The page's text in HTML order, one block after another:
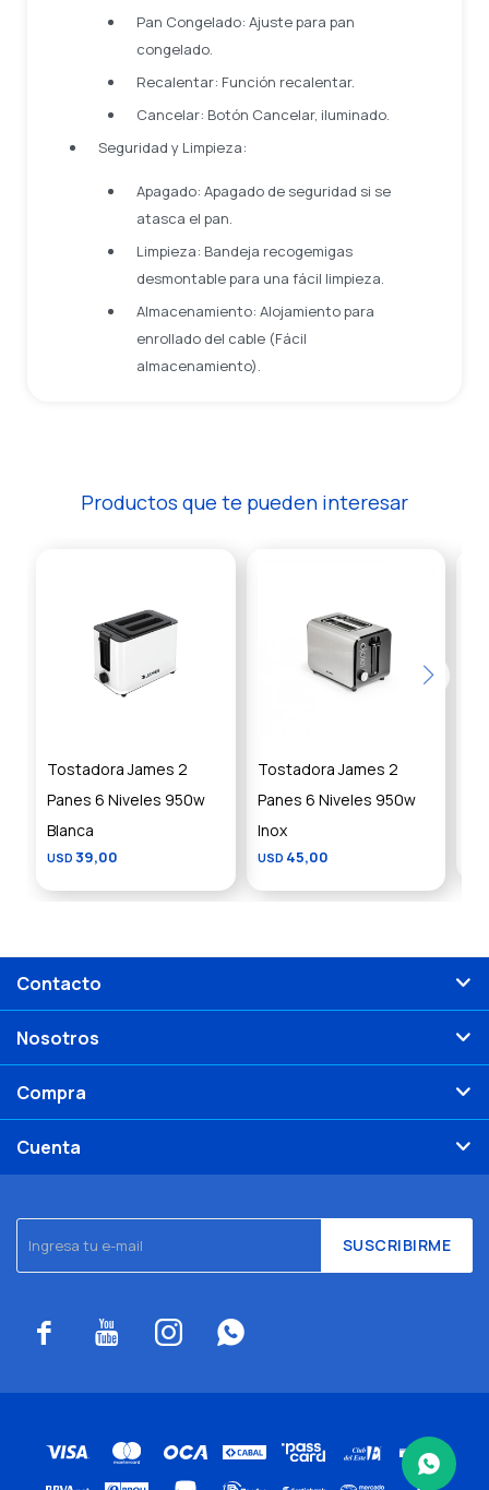
Pan Congelado: Ajuste para pan
congelado.
Recalentar: Función recalentar.
Cancelar: Botón Cancelar, iluminado.
Seguridad y Limpieza:
Apagado: Apagado de seguridad si se
atasca el pan.
Limpieza: Bandeja recogemigas
desmontable para una fácil limpieza.
Almacenamiento: Alojamiento para
enrollado del cable (Fácil
almacenamiento).
Productos que te pueden interesar
Tostadora James 2
Panes 6 Niveles 950w
Blanca
USD 39,00
Tostadora James 2
Panes 6 Niveles 950w
Inox
USD 45,00
SUSCRIBIRME
   
Contacto
Nosotros
Compra
Cuenta